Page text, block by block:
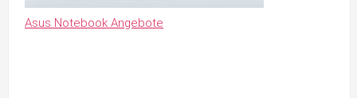
Asus Notebook Angebote